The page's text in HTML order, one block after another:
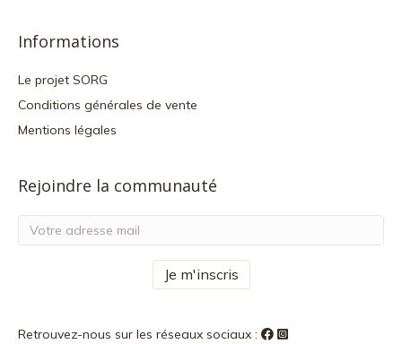
Informations
Le projet SORG
Conditions générales de vente
Mentions légales
Rejoindre la communauté
Retrouvez-nous sur les réseaux sociaux :